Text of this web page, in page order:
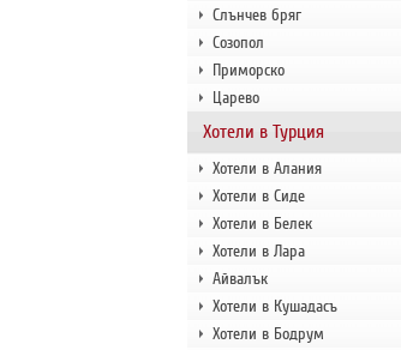
Слънчев бряг
Созопол
Приморско
Царево
Хотели в Турция
Хотели в Алания
Хотели в Сиде
Хотели в Белек
Хотели в Лара
Айвалък
Хотели в Кушадасъ
Хотели в Бодрум